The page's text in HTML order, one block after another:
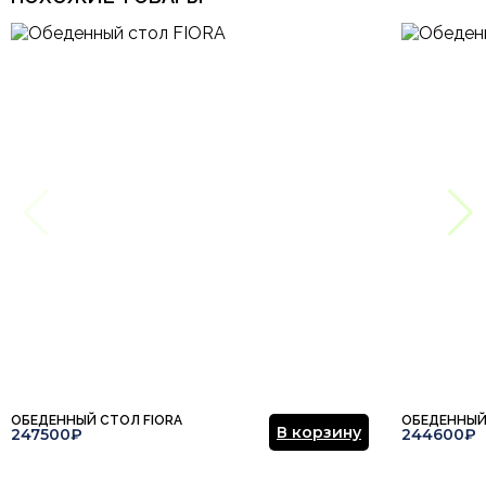
ОБЕДЕННЫЙ СТОЛ FIORA
247500₽ В корзину
ОБЕДЕННЫЙ
244600₽